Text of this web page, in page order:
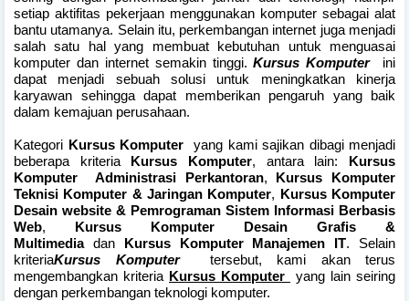
setiap aktifitas pekerjaan menggunakan komputer sebagai alat
bantu utamanya. Selain itu, perkembangan internet juga menjadi
salah satu hal yang membuat kebutuhan untuk menguasai
komputer dan internet semakin tinggi.Kursus Komputer
ini
dapat menjadi sebuah solusi untuk meningkatkan kinerja
karyawan sehingga dapat memberikan pengaruh yang baik
dalam kemajuan perusahaan.
Kategori Kursus Komputer
yang kami sajikan dibagi menjadi
beberapa kriteria Kursus Komputer, antara lain: Kursus
Komputer Administrasi Perkantoran, Kursus Komputer
Teknisi Komputer & Jaringan Komputer, Kursus Komputer
Desain website & Pemrograman Sistem Informasi Berbasis
Web, Kursus Komputer Desain Grafis &
Multimediadan Kursus Komputer Manajemen IT. Selain
kriteriaKursus Komputer
tersebut, kami akan terus
mengembangkan kriteria Kursus Komputer
yang lain seiring
dengan perkembangan teknologi komputer.